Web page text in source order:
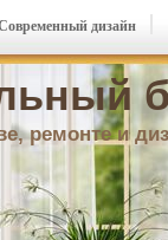
ремонте и
дизайн